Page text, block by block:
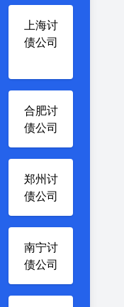
上海讨
债公司
合肥讨
债公司
郑州讨
债公司
南宁讨
债公司